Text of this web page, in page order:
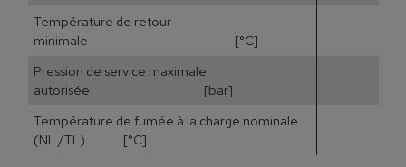
Température de retour
minimale [°C]
Pression de service maximale
autorisée [bar]
Température de fumée à la charge nominale
(NL /TL) [°C]